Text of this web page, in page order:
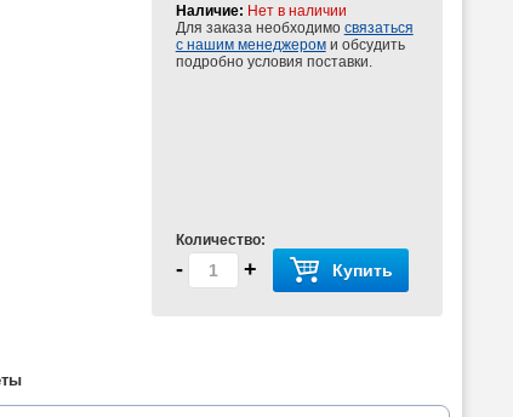
Наличие: Нет в наличии
Для заказа необходимо связаться
с нашим менеджероми обсудить
подробно условия поставки.
Количество:
- + Купить